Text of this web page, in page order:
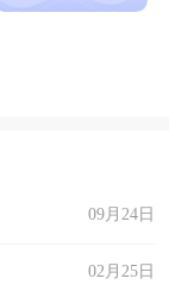
09月24日
02月25日